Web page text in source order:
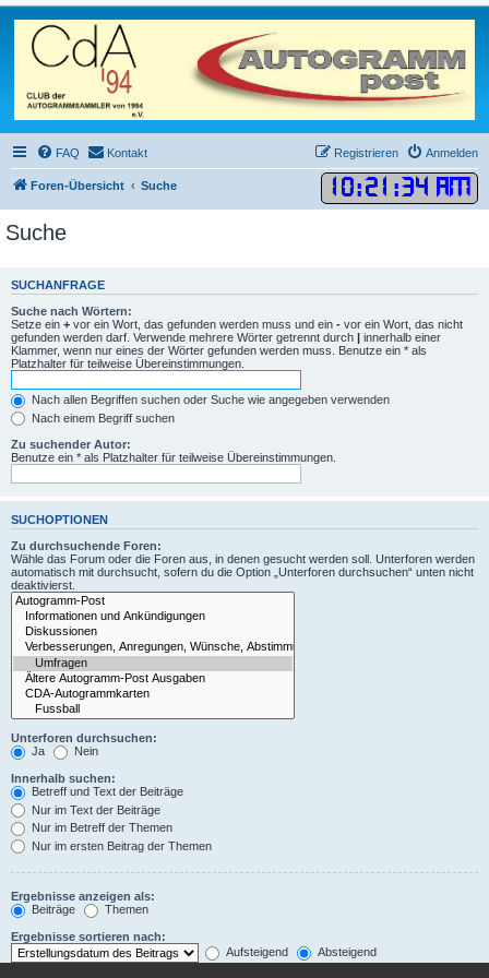
FAQ Kontakt Anmelden
Registrieren
Foren-Übersicht Suche 10:21 :34 AM
Suche
SUCHANFRAGE
Suche nach Wörtern:
Setze ein + vor ein Wort, das gefunden werden muss und ein - vor ein Wort, das nicht
gefunden werden darf. Verwende mehrere Wörter getrennt durch | innerhalb einer
Klammer, wenn nur eines der Wörter gefunden werden muss. Benutze ein * als
Platzhalter für teilweise Übereinstimmungen.
Nach allen Begriffen suchen oder Suche wie angegeben verwenden
Nach einem Begriff suchen
Zu suchender Autor:
Benutze ein * als Platzhalter für teilweise Übereinstimmungen.
SUCHOPTIONEN
Zu durchsuchende Foren:
Wähle das Forum oder die Foren aus, in denen gesucht werden soll. Unterforen werden
automatisch mit durchsucht, sofern du die Option „Unterforen durchsuchen“ unten nicht
deaktivierst.
Unterforen durchsuchen:
Ja
Nein
Innerhalb suchen:
Betreff und Text der Beiträge
Nur im Text der Beiträge
Nur im Betreff der Themen
Nur im ersten Beitrag der Themen
Ergebnisse anzeigen als:
Beiträge
Themen
Ergebnisse sortieren nach:
Aufsteigend
Absteigend